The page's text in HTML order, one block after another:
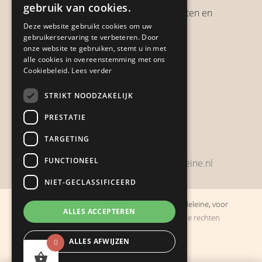
Verzendbeleid, verzendkosten en
verzendtijden
Heb je een klacht?
Zwijnsbergenstraat 154
bestelling@boulevarddelamadeleine.nl
Boulevard de la Madeleine, voor
cadeaus die je stiekem liever zelf houdt· Alle rechten
voorbehouden
Ontwikkeling door
Probu
0
gebruik van cookies.
Deze website gebruikt cookies om uw
gebruikerservaring te verbeteren. Door
onze website te gebruiken, stemt u in met
alle cookies in overeenstemming met ons
Cookiebeleid. Lees verder
STRIKT NOODZAKELIJK
PRESTATIE
TARGETING
FUNCTIONEEL
NIET-GECLASSIFICEERD
ALLES ACCEPTEREN
ALLES AFWIJZEN